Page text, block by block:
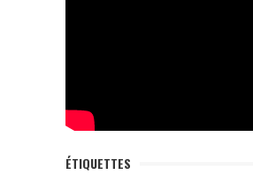
ÉTIQUETTES